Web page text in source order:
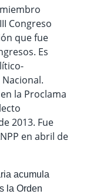
Congreso
que fue
Es
la Proclama
2013. Fue
en abril de
acumula
la Orden